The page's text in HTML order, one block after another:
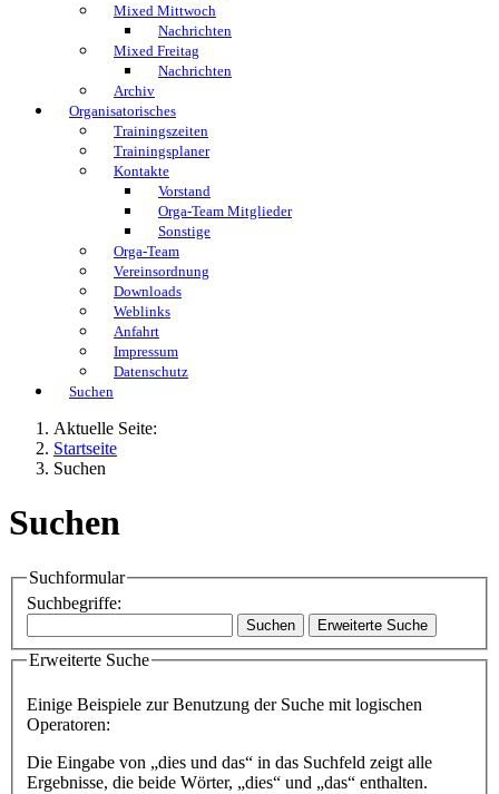
Mixed Mittwoch
Nachrichten
Mixed Freitag
Nachrichten
Archiv
Organisatorisches
Trainingszeiten
Trainingsplaner
Kontakte
Vorstand
Orga-Team Mitglieder
Sonstige
Orga-Team
Vereinsordnung
Downloads
Weblinks
Anfahrt
Impressum
Datenschutz
Suchen
Aktuelle Seite:
Startseite
Suchen
Suchen
Suchformular
Suchbegriffe:
Suchen Erweiterte Suche
Erweiterte Suche
Einige Beispiele zur Benutzung der Suche mit logischen
Operatoren:
Die Eingabe von „dies und das“ in das Suchfeld zeigt alle
Ergebnisse, die beide Wörter, „dies“ und „das“ enthalten.